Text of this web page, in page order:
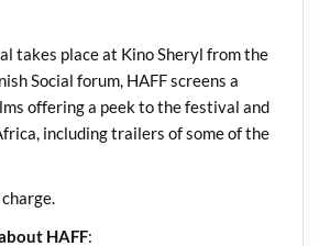
takes place at Kino Sheryl from the
Social forum, HAFF screens a
offering a peek to the festival and
including trailers of some of the
HAFF: